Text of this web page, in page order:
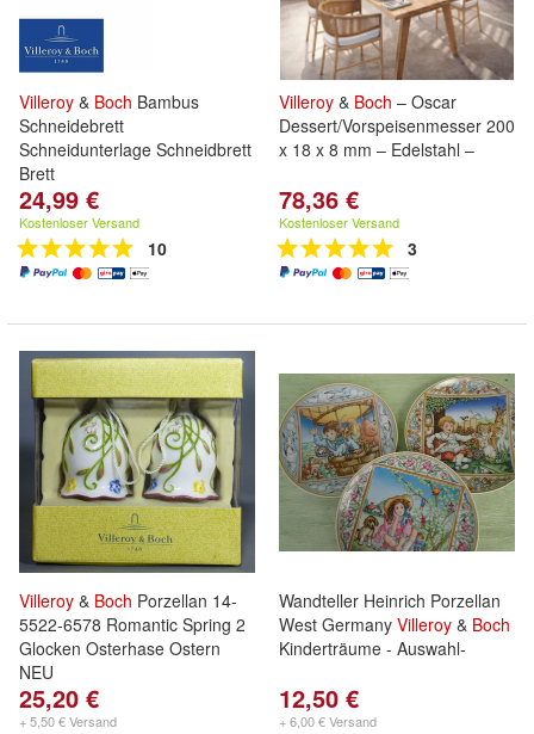
Villeroy & Boch Bambus
Schneidebrett
Schneidunterlage Schneidbrett
Brett
24,99 €
Kostenloser Versand
10
Villeroy & Boch – Oscar
Dessert/Vorspeisenmesser 200
x 18 x 8 mm – Edelstahl –
78,36 €
Kostenloser Versand
3
Villeroy & Boch Porzellan 14-
5522-6578 Romantic Spring 2
Glocken Osterhase Ostern
NEU
25,20 €
+ 5,50 € Versand
Wandteller Heinrich Porzellan
West Germany Villeroy & Boch
Kinderträume - Auswahl-
12,50 €
+ 6,00 € Versand